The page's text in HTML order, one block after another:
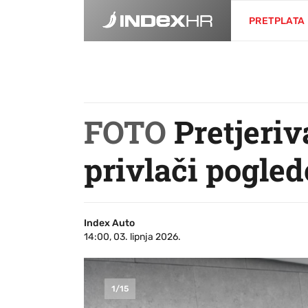
PRETPLATA
FOTO
privlači
Index Auto
14:00, 03. lipnja 2026.
1/15